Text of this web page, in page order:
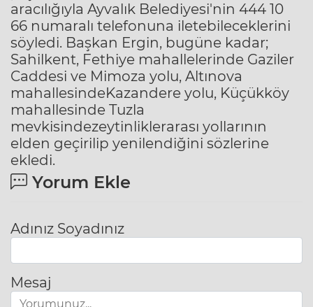
aracılığıyla Ayvalık Belediyesi'nin 444 10
66 numaralı telefonuna iletebileceklerini
söyledi. Başkan Ergin, bugüne kadar;
Sahilkent, Fethiye mahallelerinde Gaziler
Caddesi ve Mimoza yolu, Altınova
mahallesindeKazandere yolu, Küçükköy
mahallesinde Tuzla
mevkisindezeytinliklerarası yollarının
elden geçirilip yenilendiğini sözlerine
ekledi.
Yorum Ekle
Adınız Soyadınız
Mesaj